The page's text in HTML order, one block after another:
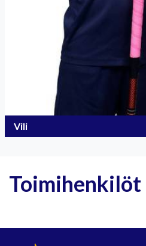
Vili
Toimihenkilöt